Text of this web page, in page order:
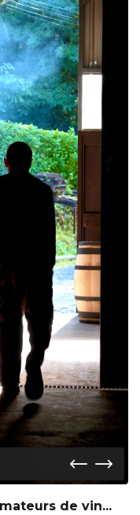
de vin...